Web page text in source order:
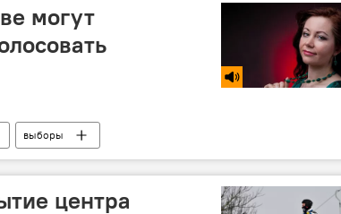
могут
выборы
центра